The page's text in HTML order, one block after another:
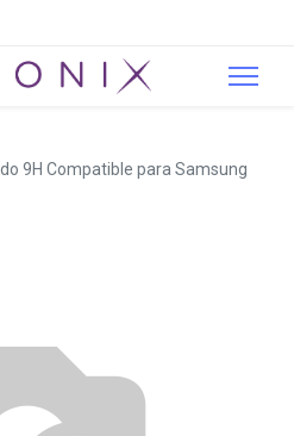
9H Compatible para Samsung